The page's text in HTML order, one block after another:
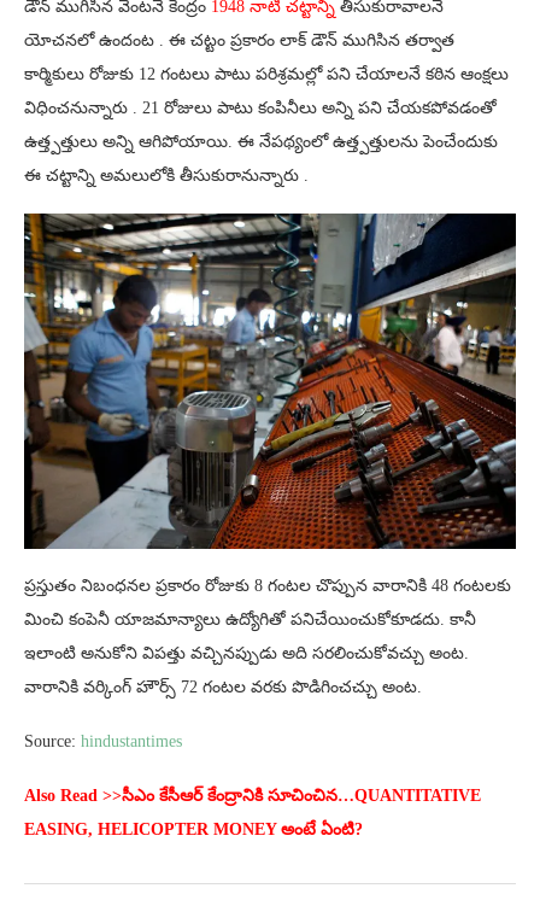
డౌన్ ముగిసిన వెంటనే కేంద్రం 1948 నాటి చట్టాన్ని తీసుకురావాలనే
యోచనలో ఉందంట . ఈ చట్టం ప్రకారం లాక్ డౌన్ ముగిసిన తర్వాత
కార్మికులు రోజుకు 12 గంటలు పాటు పరిశ్రమల్లో పని చేయాలనే కఠిన ఆంక్షలు
విధించనున్నారు . 21 రోజులు పాటు కంపినీలు అన్ని పని చేయకపోవడంతో
ఉత్త్పత్తులు అన్ని ఆగిపోయాయి. ఈ నేపథ్యంలో ఉత్త్పత్తులను పెంచేందుకు
ఈ చట్టాన్ని అమలులోకి తీసుకురానున్నారు .
ప్రస్తుతం నిబంధనల ప్రకారం రోజుకు 8 గంటల చొప్పున వారానికి 48 గంటలకు
మించి కంపెనీ యాజమాన్యాలు ఉద్యోగితో పనిచేయించుకోకూడదు. కానీ
ఇలాంటి అనుకోని విపత్తు వచ్చినప్పుడు అది సరలించుకోవచ్చు అంట.
వారానికి వర్కింగ్ హౌర్స్ 72 గంటల వరకు పొడిగించచ్చు అంట.
Source: hindustantimes
Also Read >>సీఎం కేసీఆర్ కేంద్రానికి సూచించిన…QUANTITATIVE
EASING, HELICOPTER MONEY అంటే ఏంటి?